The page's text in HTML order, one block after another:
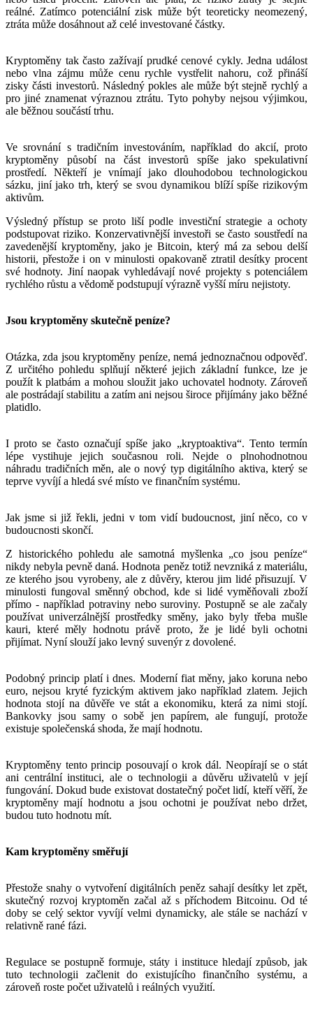
reálné. Zatímco potenciální zisk může být teoreticky neomezený,
ztráta může dosáhnout až celé investované částky.
Kryptoměny tak často zažívají prudké cenové cykly. Jedna událost
nebo vlna zájmu může cenu rychle vystřelit nahoru, což přináší
zisky části investorů. Následný pokles ale může být stejně rychlý a
pro jiné znamenat výraznou ztrátu. Tyto pohyby nejsou výjimkou,
ale běžnou součástí trhu.
Ve srovnání s tradičním investováním, například do akcií, proto
kryptoměny působí na část investorů spíše jako spekulativní
prostředí. Někteří je vnímají jako dlouhodobou technologickou
sázku, jiní jako trh, který se svou dynamikou blíží spíše rizikovým
aktivům.
Výsledný přístup se proto liší podle investiční strategie a ochoty
podstupovat riziko. Konzervativnější investoři se často soustředí na
zavedenější kryptoměny, jako je Bitcoin, který má za sebou delší
historii, přestože i on v minulosti opakovaně ztratil desítky procent
své hodnoty. Jiní naopak vyhledávají nové projekty s potenciálem
rychlého růstu a vědomě podstupují výrazně vyšší míru nejistoty.
Jsou kryptoměny skutečně peníze?
Otázka, zda jsou kryptoměny peníze, nemá jednoznačnou odpověď.
Z určitého pohledu splňují některé jejich základní funkce, lze je
použít k platbám a mohou sloužit jako uchovatel hodnoty. Zároveň
ale postrádají stabilitu a zatím ani nejsou široce přijímány jako běžné
platidlo.
I proto se často označují spíše jako „kryptoaktiva“. Tento termín
lépe vystihuje jejich současnou roli. Nejde o plnohodnotnou
náhradu tradičních měn, ale o nový typ digitálního aktiva, který se
teprve vyvíjí a hledá své místo ve finančním systému.
Jak jsme si již řekli, jedni v tom vidí budoucnost, jiní něco, co v
budoucnosti skončí.
Z historického pohledu ale samotná myšlenka „co jsou peníze“
nikdy nebyla pevně daná. Hodnota peněz totiž nevzniká z materiálu,
ze kterého jsou vyrobeny, ale z důvěry, kterou jim lidé přisuzují. V
minulosti fungoval směnný obchod, kde si lidé vyměňovali zboží
přímo - například potraviny nebo suroviny. Postupně se ale začaly
používat univerzálnější prostředky směny, jako byly třeba mušle
kauri, které měly hodnotu právě proto, že je lidé byli ochotni
přijímat. Nyní slouží jako levný suvenýr z dovolené.
Podobný princip platí i dnes. Moderní fiat měny, jako koruna nebo
euro, nejsou kryté fyzickým aktivem jako například zlatem. Jejich
hodnota stojí na důvěře ve stát a ekonomiku, která za nimi stojí.
Bankovky jsou samy o sobě jen papírem, ale fungují, protože
existuje společenská shoda, že mají hodnotu.
Kryptoměny tento princip posouvají o krok dál. Neopírají se o stát
ani centrální instituci, ale o technologii a důvěru uživatelů v její
fungování. Dokud bude existovat dostatečný počet lidí, kteří věří, že
kryptoměny mají hodnotu a jsou ochotni je používat nebo držet,
budou tuto hodnotu mít.
Kam kryptoměny směřují
Přestože snahy o vytvoření digitálních peněz sahají desítky let zpět,
skutečný rozvoj kryptoměn začal až s příchodem Bitcoinu. Od té
doby se celý sektor vyvíjí velmi dynamicky, ale stále se nachází v
relativně rané fázi.
Regulace se postupně formuje, státy i instituce hledají způsob, jak
tuto technologii začlenit do existujícího finančního systému, a
zároveň roste počet uživatelů i reálných využití.